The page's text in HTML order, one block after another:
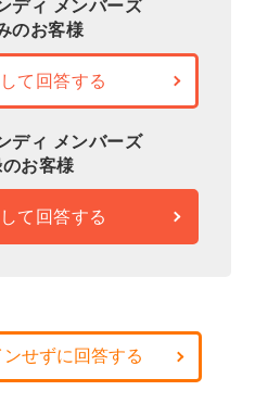
ディ メンバーズ
のお客様
て回答する
ディ メンバーズ
お客様
て回答する
せずに回答する